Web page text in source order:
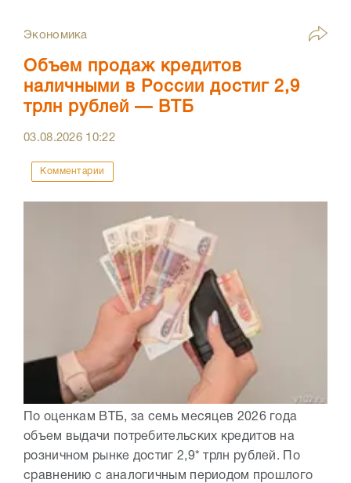
Экономика
Объем продаж кредитов
наличными в России достиг 2,9
трлн рублей — ВТБ
03.08.2026 10:22
Комментарии
По оценкам ВТБ, за семь месяцев 2026 года
объем выдачи потребительских кредитов на
розничном рынке достиг 2,9* трлн рублей. По
сравнению с аналогичным периодом прошлого